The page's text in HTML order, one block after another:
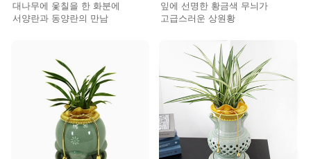
대나무에 옻칠을 한 화분에
서양란과 동양란의 만남
잎에 선명한 황금색 무늬가
고급스러운 상원황